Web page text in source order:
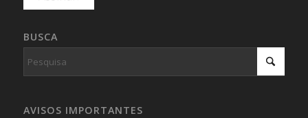
BUSCA
AVISOS IMPORTANTES